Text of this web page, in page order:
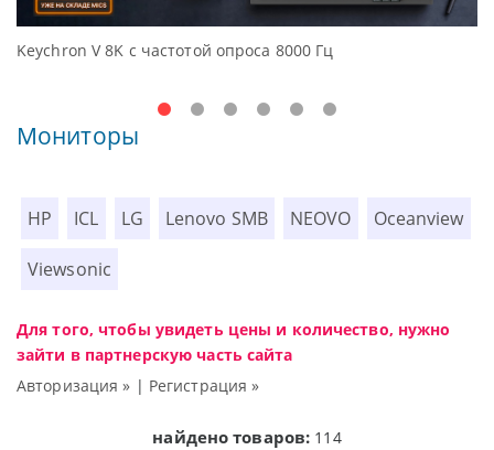
Keychron V 8K с частотой опроса 8000 Гц
Мониторы
HP ICL LG Lenovo SMB NEOVO Oceanview
Viewsonic
Для того, чтобы увидеть цены и количество, нужно
зайти в партнерскую часть сайта
Авторизация » | Регистрация »
найдено товаров: 114